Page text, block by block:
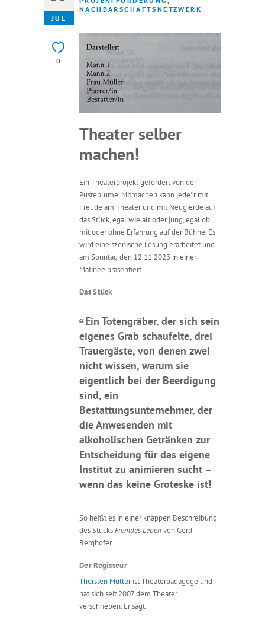
JUL
0
NACHBARSCHAFTSNETZWERK
Theater selber
machen!
Ein Theaterprojekt gefördert von der
Pusteblume. Mitmachen kann jede*r mit
Freude am Theater und mit Neugierde auf
das Stück, egal wie alt oder jung, egal ob
mit oder ohne Erfahrung auf der Bühne. Es
wird eine szenische Lesung erarbeitet und
am Sonntag den 12.11.2023 in einer
Matinee präsentiert.
Das Stück
Ein Totengräber, der sich sein
eigenes Grab schaufelte, drei
Trauergäste, von denen zwei
nicht wissen, warum sie
eigentlich bei der Beerdigung
sind, ein
Bestattungsunternehmer, der
die Anwesenden mit
alkoholischen Getränken zur
Entscheidung für das eigene
Institut zu animieren sucht –
wenn das keine Groteske ist!
So heißt es in einer knappen Beschreibung
des StücksFremdes Lebenvon Gerd
Berghofer.
Der Regisseur
Thorsten Müllerist Theaterpädagoge und
hat sich seit 2007 dem Theater
verschrieben. Er sagt: